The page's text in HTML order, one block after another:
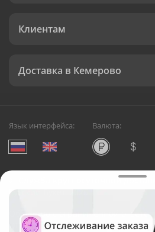
Клиентам
Доставка в Кемерово
Язык интерфейса: Валюта:
Служба круглосуточной
Русский Букет, 2026
Общество с ограниченной
ОГРН: 1195476081745, ИНН: